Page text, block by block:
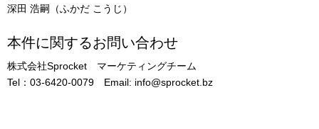
深田 浩嗣（ふかだ こうじ）
本件に関するお問い合わせ
株式会社Sprocket マーケティングチーム
Tel：03-6420-0079 Email: info@sprocket.bz